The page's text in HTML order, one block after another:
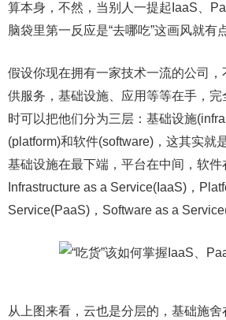
算本身，不然，当别人一提起IaaS、
脑袋里第一反应是“去哪吃”这画风就有
假设你现在拥有一家技术一流的公司
供服务，基础设施、应用等等在手，
时可以把他们分为三层：基础设施
(platform)和软件(software)，这其实就
基础设施在最下端，平台在中间，软件
Infrastructure as a Service(IaaS)，
Service(PaaS)，Software as a
从上图来看，云也是分层的，基础施